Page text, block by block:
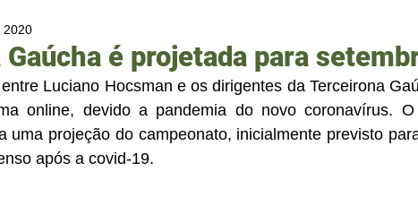
é projetada para
2020
Luciano Hocsman e os dirigentes da Terceirona
online, devido a pandemia do novo coronavírus.
uma projeção do campeonato, inicialmente previsto
após a covid-19.